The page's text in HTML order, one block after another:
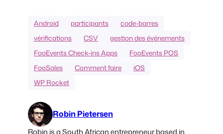
Android participants
code-barres
vérifications
CSV
gestion des événements
FooEvents Check-ins Apps
FooEvents POS
FooSales
Comment faire
iOS
WP Rocket
Robin Pietersen
Robin is a South African entrepreneur based in